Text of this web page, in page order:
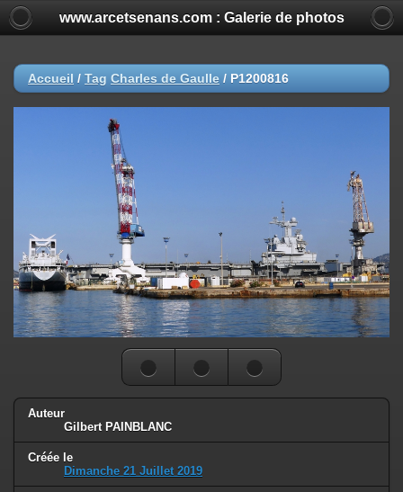
www.arcetsenans.com : Galerie de photos
Accueil / Tag Charles de Gaulle / P1200816
Auteur
Gilbert PAINBLANC
Créée le
Dimanche 21 Juillet 2019